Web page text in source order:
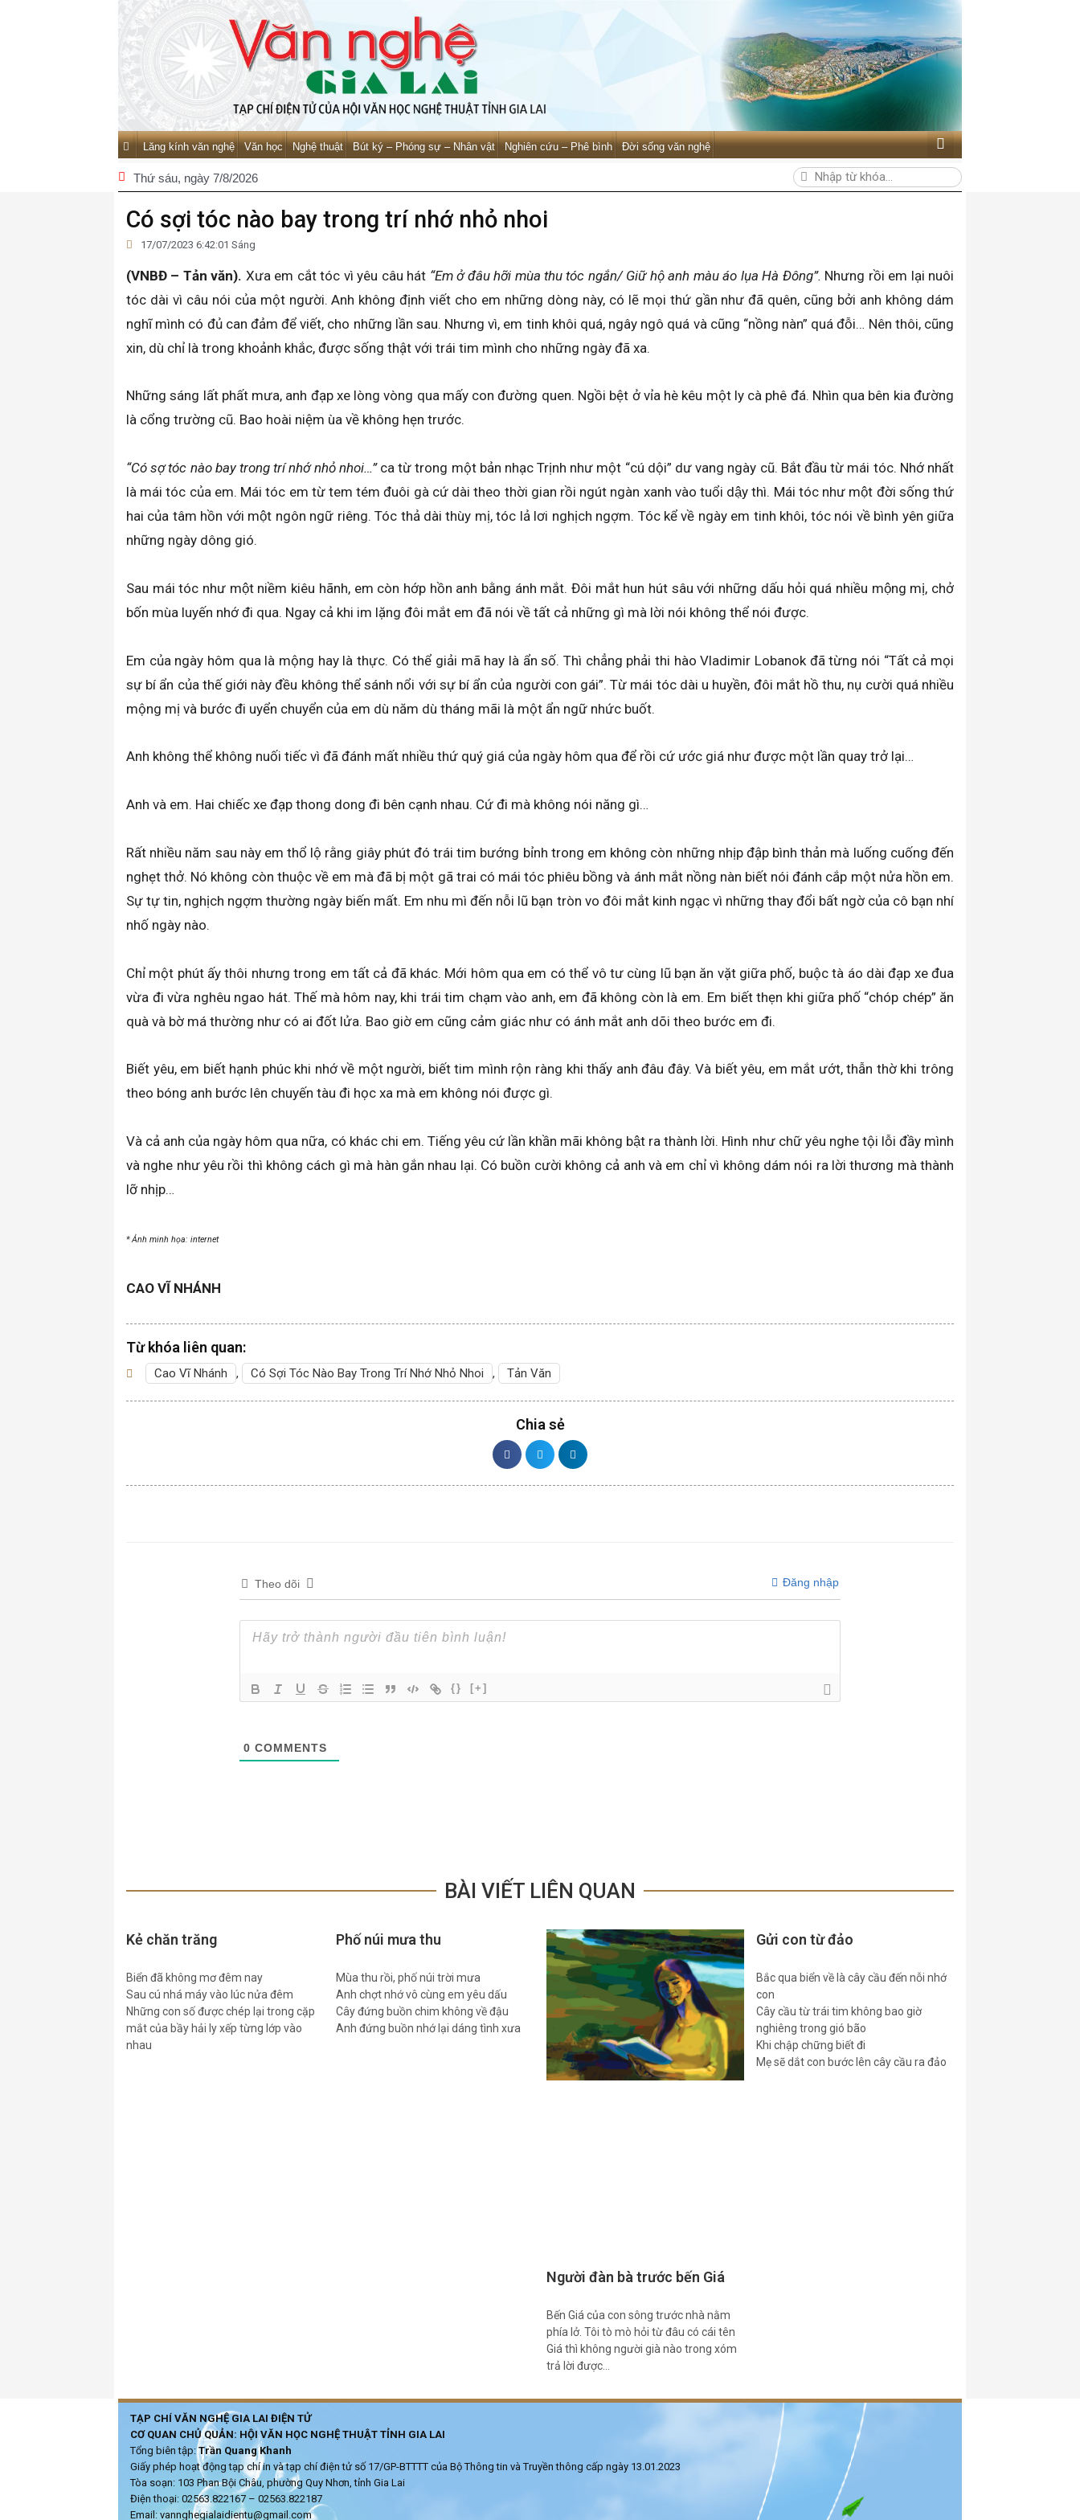
Lăng kính văn nghệ Văn học Nghệ thuật Bút ký – Phóng sự – Nhân vật Nghiên cứu – Phê bình Đời sống văn nghệ
Thứ sáu, ngày 7/8/2026
Có sợi tóc nào bay trong trí nhớ nhỏ nhoi
17/07/2023 6:42:01 Sáng
(VNBĐ – Tản văn). Xưa em cắt tóc vì yêu câu hát “Em ở đâu hỡi mùa thu tóc ngắn/ Giữ hộ anh màu áo lụa Hà Đông”. Nhưng rồi em lại nuôi
tóc dài vì câu nói của một người. Anh không định viết cho em những dòng này, có lẽ mọi thứ gần như đã quên, cũng bởi anh không dám
nghĩ mình có đủ can đảm để viết, cho những lần sau. Nhưng vì, em tinh khôi quá, ngây ngô quá và cũng “nồng nàn” quá đỗi… Nên thôi, cũng
xin, dù chỉ là trong khoảnh khắc, được sống thật với trái tim mình cho những ngày đã xa.
Những sáng lất phất mưa, anh đạp xe lòng vòng qua mấy con đường quen. Ngồi bệt ở vỉa hè kêu một ly cà phê đá. Nhìn qua bên kia đường
là cổng trường cũ. Bao hoài niệm ùa về không hẹn trước.
“Có sợ tóc nào bay trong trí nhớ nhỏ nhoi…”ca từ trong một bản nhạc Trịnh như một “cú dội” dư vang ngày cũ. Bắt đầu từ mái tóc. Nhớ nhất
là mái tóc của em. Mái tóc em từ tem tém đuôi gà cứ dài theo thời gian rồi ngút ngàn xanh vào tuổi dậy thì. Mái tóc như một đời sống thứ
hai của tâm hồn với một ngôn ngữ riêng. Tóc thả dài thùy mị, tóc lả lơi nghịch ngợm. Tóc kể về ngày em tinh khôi, tóc nói về bình yên giữa
những ngày dông gió.
Sau mái tóc như một niềm kiêu hãnh, em còn hớp hồn anh bằng ánh mắt. Đôi mắt hun hút sâu với những dấu hỏi quá nhiều mộng mị, chở
bốn mùa luyến nhớ đi qua. Ngay cả khi im lặng đôi mắt em đã nói về tất cả những gì mà lời nói không thể nói được.
Em của ngày hôm qua là mộng hay là thực. Có thể giải mã hay là ẩn số. Thì chẳng phải thi hào Vladimir Lobanok đã từng nói “Tất cả mọi
sự bí ẩn của thế giới này đều không thể sánh nổi với sự bí ẩn của người con gái”. Từ mái tóc dài u huyền, đôi mắt hồ thu, nụ cười quá nhiều
mộng mị và bước đi uyển chuyển của em dù năm dù tháng mãi là một ẩn ngữ nhức buốt.
Anh không thể không nuối tiếc vì đã đánh mất nhiều thứ quý giá của ngày hôm qua để rồi cứ ước giá như được một lần quay trở lại…
Anh và em. Hai chiếc xe đạp thong dong đi bên cạnh nhau. Cứ đi mà không nói năng gì…
Rất nhiều năm sau này em thổ lộ rằng giây phút đó trái tim bướng bỉnh trong em không còn những nhịp đập bình thản mà luống cuống đến
nghẹt thở. Nó không còn thuộc về em mà đã bị một gã trai có mái tóc phiêu bồng và ánh mắt nồng nàn biết nói đánh cắp một nửa hồn em.
Sự tự tin, nghịch ngợm thường ngày biến mất. Em nhu mì đến nỗi lũ bạn tròn vo đôi mắt kinh ngạc vì những thay đổi bất ngờ của cô bạn nhí
nhố ngày nào.
Chỉ một phút ấy thôi nhưng trong em tất cả đã khác. Mới hôm qua em có thể vô tư cùng lũ bạn ăn vặt giữa phố, buộc tà áo dài đạp xe đua
vừa đi vừa nghêu ngao hát. Thế mà hôm nay, khi trái tim chạm vào anh, em đã không còn là em. Em biết thẹn khi giữa phố “chóp chép” ăn
quà và bờ má thường như có ai đốt lửa. Bao giờ em cũng cảm giác như có ánh mắt anh dõi theo bước em đi.
Biết yêu, em biết hạnh phúc khi nhớ về một người, biết tim mình rộn ràng khi thấy anh đâu đây. Và biết yêu, em mắt ướt, thẫn thờ khi trông
theo bóng anh bước lên chuyến tàu đi học xa mà em không nói được gì.
Và cả anh của ngày hôm qua nữa, có khác chi em. Tiếng yêu cứ lần khần mãi không bật ra thành lời. Hình như chữ yêu nghe tội lỗi đầy mình
và nghe như yêu rồi thì không cách gì mà hàn gắn nhau lại. Có buồn cười không cả anh và em chỉ vì không dám nói ra lời thương mà thành
lỡ nhịp…
* Ảnh minh họa: internet
CAO VĨ NHÁNH
Từ khóa liên quan:
Cao Vĩ Nhánh , Có Sợi Tóc Nào Bay Trong Trí Nhớ Nhỏ Nhoi , Tản Văn
Chia sẻ
Theo dõi Đăng nhập
{} [+]
0 COMMENTS
BÀI VIẾT LIÊN QUAN
Kẻ chăn trăng
Biển đã không mơ đêm nay
Sau cú nhá máy vào lúc nửa đêm
Những con số được chép lại trong cặp
mắt của bầy hải ly xếp từng lớp vào
nhau
Phố núi mưa thu
Mùa thu rồi, phố núi trời mưa
Anh chợt nhớ vô cùng em yêu dấu
Cây đứng buồn chim không về đậu
Anh đứng buồn nhớ lại dáng tình xưa
Người đàn bà trước bến Giá
Bến Giá của con sông trước nhà nằm
phía lở. Tôi tò mò hỏi từ đâu có cái tên
Giá thì không người già nào trong xóm
trả lời được…
Gửi con từ đảo
Bắc qua biển về là cây cầu đến nỗi nhớ
con
Cây cầu từ trái tim không bao giờ
nghiêng trong gió bão
Khi chập chững biết đi
Mẹ sẽ dắt con bước lên cây cầu ra đảo
TẠP CHÍ VĂN NGHỆ GIA LAI ĐIỆN TỬ
CƠ QUAN CHỦ QUẢN: HỘI VĂN HỌC NGHỆ THUẬT TỈNH GIA LAI
Tổng biên tập:Trần Quang Khanh
Giấy phép hoạt động tạp chí in và tạp chí điện tử số 17/GP-BTTTT của Bộ Thông tin và Truyền thông cấp ngày 13.01.2023
Tòa soạn: 103 Phan Bội Châu, phường Quy Nhơn, tỉnh Gia Lai
Điện thoại: 02563.822167 – 02563.822187
Email: vannghegialaidientu@gmail.com